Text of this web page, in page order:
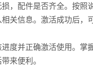
，配件是否齐全。按照
关信息。激活成功后，
度并正确激活使用。掌
来便利。